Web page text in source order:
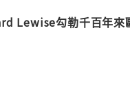
Lewise勾勒千百年來